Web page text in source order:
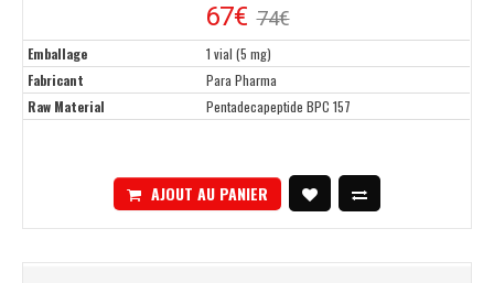
67€ 74€
Emballage
1 vial (5 mg)
Fabricant
Para Pharma
Raw Material
Pentadecapeptide BPC 157
AJOUT AU PANIER